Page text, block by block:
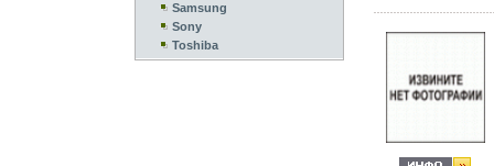
Samsung
Sony
Toshiba